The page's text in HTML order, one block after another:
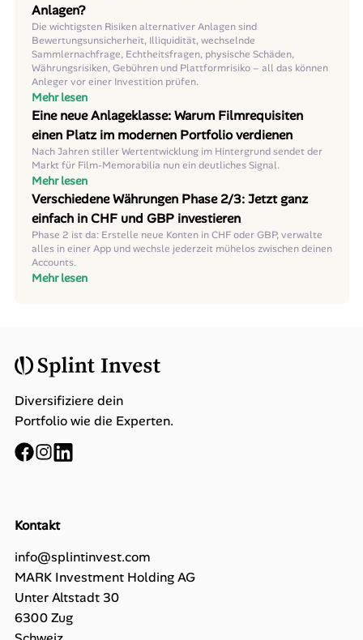
Anlagen?
Die wichtigsten Risiken alternativer Anlagen sind
Bewertungsunsicherheit, Illiquidität, wechselnde
Sammlernachfrage, Echtheitsfragen, physische Schäden,
Währungsrisiken, Gebühren und Plattformrisiko – all das können
Anleger vor einer Investition prüfen.
Mehr lesen
Eine neue Anlageklasse: Warum Filmrequisiten
einen Platz im modernen Portfolio verdienen
Nach Jahren stiller Wertentwicklung im Hintergrund sendet der
Markt für Film-Memorabilia nun ein deutliches Signal.
Mehr lesen
Verschiedene Währungen Phase 2/3: Jetzt ganz
einfach in CHF und GBP investieren
Phase 2 ist da: Erstelle neue Konten in CHF oder GBP, verwalte
alles in einer App und wechsle jederzeit mühelos zwischen deinen
Accounts.
Mehr lesen
Diversifiziere dein
Portfolio wie die Experten.
Kontakt
info@splintinvest.com
MARK Investment Holding AG
Unter Altstadt 30
6300 Zug